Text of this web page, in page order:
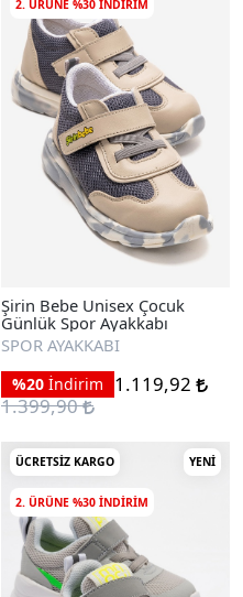
2. ÜRÜNE %30 INDIRIM
Şirin Bebe Unisex Çocuk
Günlük Spor Ayakkabı
SPOR AYAKKABI
%20 İndirim
1.119,92
1.399,90
ÜCRETSIZ KARGO YENI
2. ÜRÜNE %30 INDIRIM